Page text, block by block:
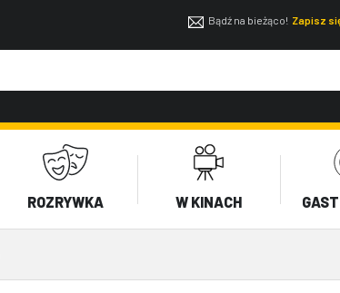
Bądź na bieżąco! Zapisz
ROZRYWKA W KINACH